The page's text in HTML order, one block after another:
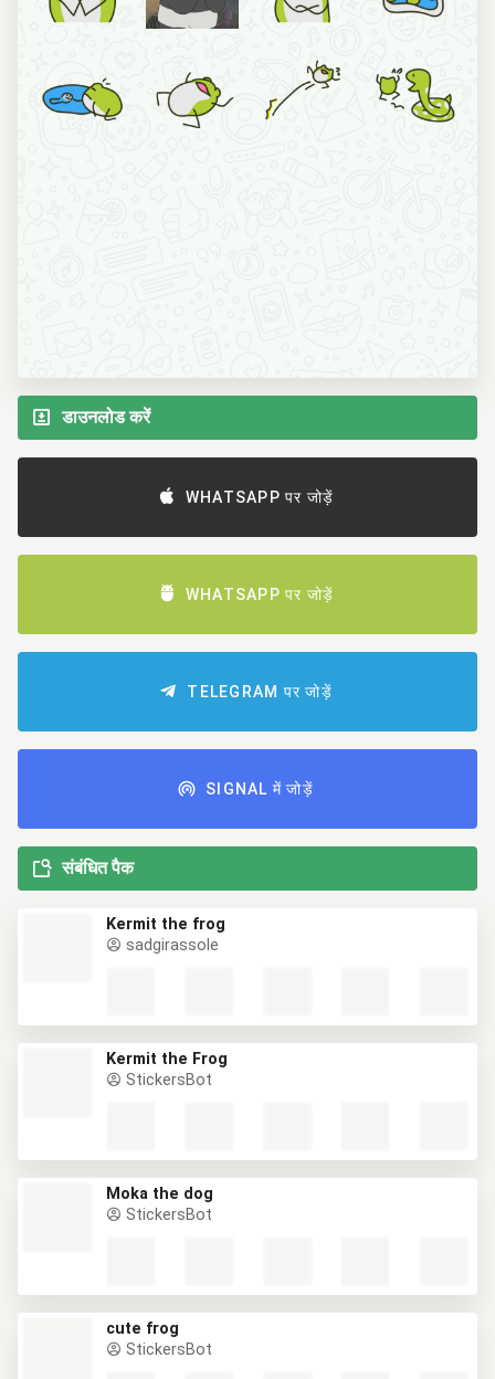
डाउनलोड करें
WHATSAPP पर जोड़ें
WHATSAPP पर जोड़ें
TELEGRAM पर जोड़ें
SIGNAL में जोड़ें
संबंधित पैक
Kermit the frog
sadgirassole
Kermit the Frog
StickersBot
Moka the dog
StickersBot
cute frog
StickersBot